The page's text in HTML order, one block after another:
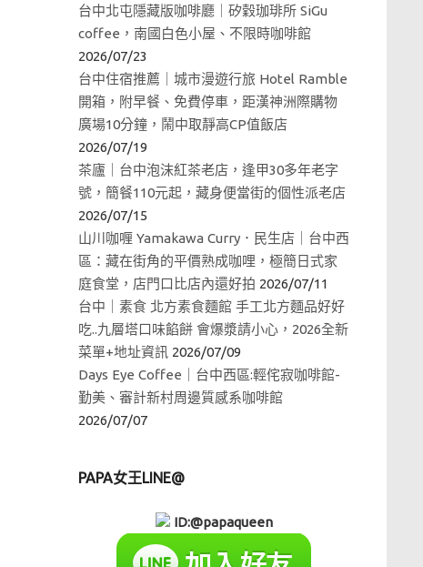
台中北屯隱藏版咖啡廳｜矽穀珈琲所 SiGu
coffee，南國白色小屋、不限時咖啡館
2026/07/23
台中住宿推薦｜城市漫遊行旅 Hotel Ramble
開箱，附早餐、免費停車，距漢神洲際購物
廣場10分鐘，鬧中取靜高CP值飯店
2026/07/19
茶廬｜台中泡沫紅茶老店，逢甲30多年老字
號，簡餐110元起，藏身便當街的個性派老店
2026/07/15
山川咖喱 Yamakawa Curry．民生店｜台中西
區：藏在街角的平價熟成咖哩，極簡日式家
庭食堂，店門口比店內還好拍 2026/07/11
台中｜素食 北方素食麵館 手工北方麵品好好
吃..九層塔口味餡餅 會爆漿請小心，2026全新
菜單+地址資訊 2026/07/09
Days Eye Coffee｜台中西區:輕侘寂咖啡館-
勤美、審計新村周邊質感系咖啡館
2026/07/07
PAPA女王LINE@
ID:@papaqueen